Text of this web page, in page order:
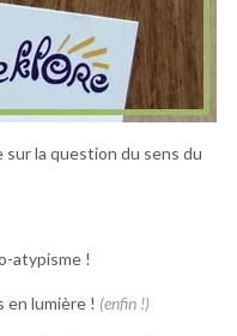
la question du sens du
atypisme !
en lumière ! (enfin !)